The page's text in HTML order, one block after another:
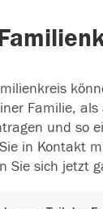
Familie,
und so
in Kontakt
Sie sich jetzt